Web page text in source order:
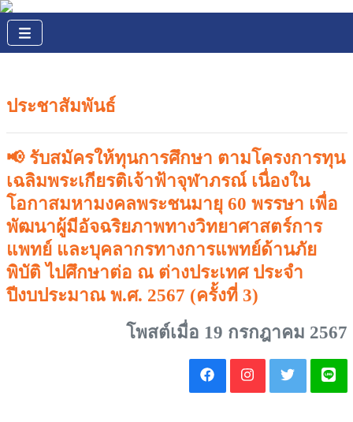
ประชาสัมพันธ์
📢 รับสมัครให้ทุนการศึกษา ตามโครงการทุน
เฉลิมพระเกียรติเจ้าฟ้าจุฬาภรณ์ เนื่องใน
โอกาสมหามงคลพระชนมายุ 60 พรรษา เพื่อ
พัฒนาผู้มีอัจฉริยภาพทางวิทยาศาสตร์การ
แพทย์ และบุคลากรทางการแพทย์ด้านภัย
พิบัติ ไปศึกษาต่อ ณ ต่างประเทศ ประจำ
ปีงบประมาณ พ.ศ. 2567 (ครั้งที่ 3)
โพสต์เมื่อ 19 กรกฎาคม 2567